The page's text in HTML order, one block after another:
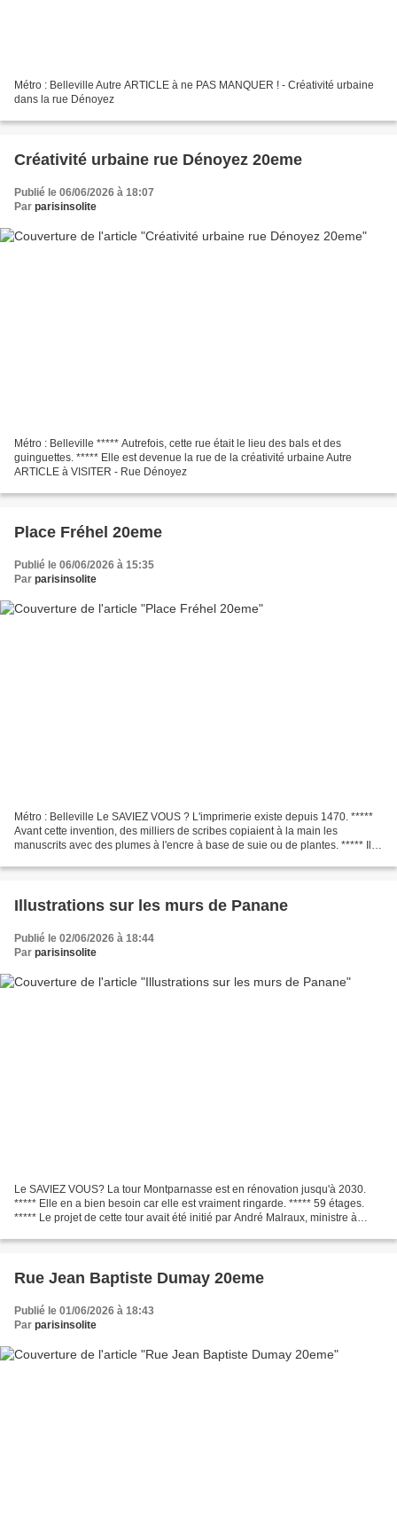
Métro : Belleville Autre ARTICLE à ne PAS MANQUER ! - Créativité urbaine
dans la rue Dénoyez
Créativité urbaine rue Dénoyez 20eme
Publié le 06/06/2026 à 18:07
Par parisinsolite
Métro : Belleville ***** Autrefois, cette rue était le lieu des bals et des
guinguettes. ***** Elle est devenue la rue de la créativité urbaine Autre
ARTICLE à VISITER - Rue Dénoyez
Place Fréhel 20eme
Publié le 06/06/2026 à 15:35
Par parisinsolite
Métro : Belleville Le SAVIEZ VOUS ? L'imprimerie existe depuis 1470. *****
Avant cette invention, des milliers de scribes copiaient à la main les
manuscrits avec des plumes à l'encre à base de suie ou de plantes. ***** Ils
Illustrations sur les murs de Panane
Publié le 02/06/2026 à 18:44
Par parisinsolite
Le SAVIEZ VOUS? La tour Montparnasse est en rénovation jusqu'à 2030.
***** Elle en a bien besoin car elle est vraiment ringarde. ***** 59 étages.
***** Le projet de cette tour avait été initié par André Malraux, ministre à
Rue Jean Baptiste Dumay 20eme
Publié le 01/06/2026 à 18:43
Par parisinsolite